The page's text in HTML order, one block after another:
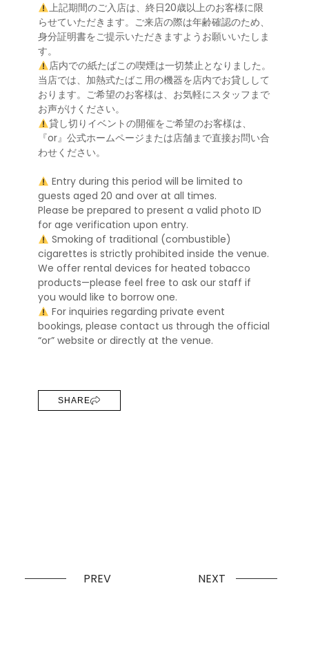
上記期間のご入店は、終日20歳以上のお客様に限
らせていただきます。ご来店の際は年齢確認のため、
身分証明書をご提示いただきますようお願いいたしま
す。
店内での紙たばこの喫煙は一切禁止となりました。
当店では、加熱式たばこ用の機器を店内でお貸しして
おります。ご希望のお客様は、お気軽にスタッフまで
お声がけください。
貸し切りイベントの開催をご希望のお客様は、
『or』公式ホームページまたは店舗まで直接お問い合
わせください。
Entry during this period will be limited to
guests aged 20 and over at all times.
Please be prepared to present a valid photo ID
for age verification upon entry.
Smoking of traditional (combustible)
cigarettes is strictly prohibited inside the venue.
We offer rental devices for heated tobacco
products—please feel free to ask our staff if
you would like to borrow one.
For inquiries regarding private event
bookings, please contact us through the official
“or” website or directly at the venue.
SHARE
PREV NEXT